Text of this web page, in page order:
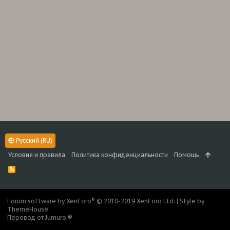
Русский (RU)
Условия и правила
Политика конфиденциальности Помощь
R
S
Forum software by XenForo® © 2010-2019 XenForo Ltd. | Style by
ThemeHouse
Перевод от Jumuro ®